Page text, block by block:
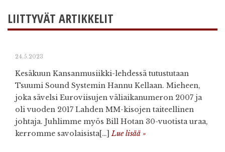
LIITTYVÄT ARTIKKELIT
24.5.2023
Kesäkuun Kansanmusiikki-lehdessä tutustutaan
Tsuumi Sound Systemin Hannu Kellaan. Mieheen,
joka sävelsi Euroviisujen väliaikanumeron 2007 ja
oli vuoden 2017 Lahden MM-kisojen taiteellinen
johtaja. Juhlimme myös Bill Hotan 30-vuotista uraa,
kerromme savolaisista[…] Lue lisää »